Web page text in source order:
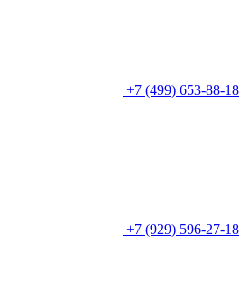
+7 (499) 653-88-18
+7 (929) 596-27-18